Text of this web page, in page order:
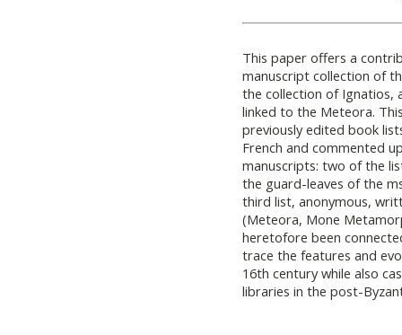
This paper offers a
manuscript collection of
the collection of Ignatios,
linked to the Meteora.
previously edited book
French and commented
manuscripts: two of the
the guard-leaves of the
third list, anonymous,
(Meteora, Mone
heretofore been
trace the features and
16th century while also
libraries in the post-